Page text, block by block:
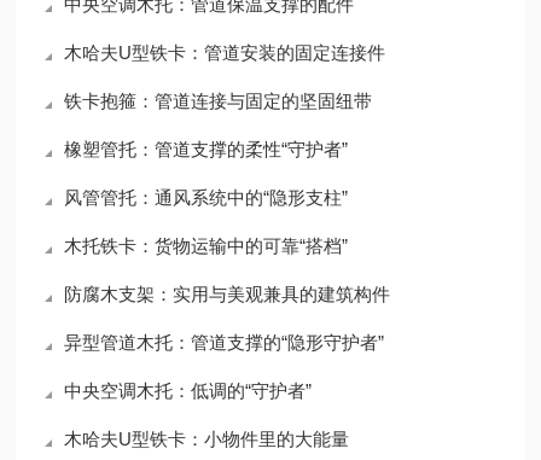
中央空调木托：管道保温支撑的配件
木哈夫U型铁卡：管道安装的固定连接件
铁卡抱箍：管道连接与固定的坚固纽带
橡塑管托：管道支撑的柔性“守护者”
风管管托：通风系统中的“隐形支柱”
木托铁卡：货物运输中的可靠“搭档”
防腐木支架：实用与美观兼具的建筑构件
异型管道木托：管道支撑的“隐形守护者”
中央空调木托：低调的“守护者”
木哈夫U型铁卡：小物件里的大能量